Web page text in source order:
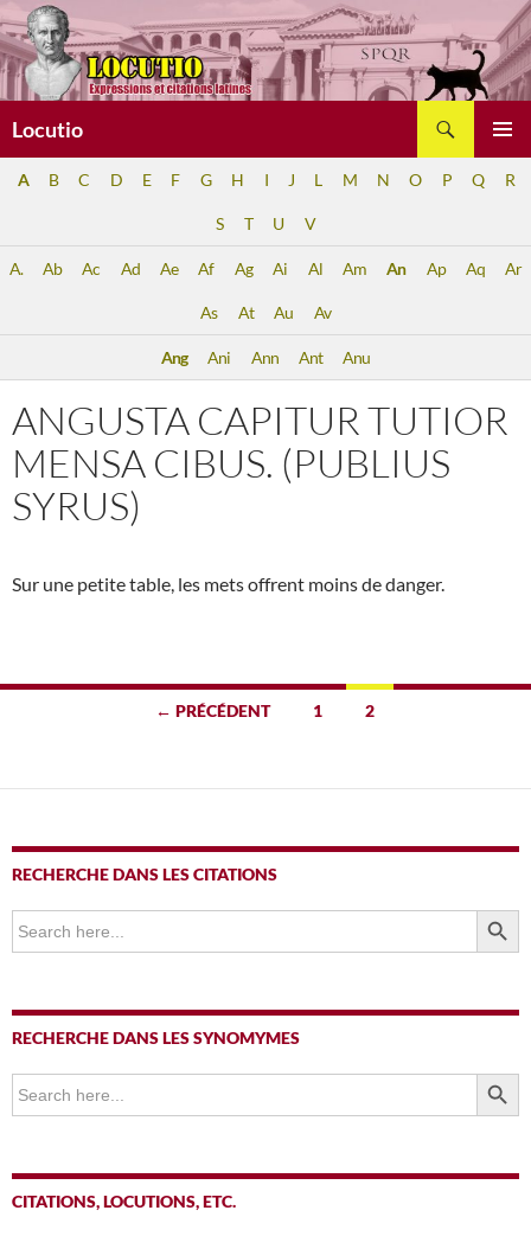
Aller
au
contenu
Locutio
A B C D E F G H I J L M N O P Q R
S T U V
A. Ab Ac Ad Ae Af Ag Ai Al Am An Ap Aq Ar
As At Au Av
Ang Ani Ann Ant Anu
ANGUSTA CAPITUR TUTIOR
MENSA CIBUS. (PUBLIUS
SYRUS)
Sur une petite table, les mets offrent moins de danger.
articles
← PRÉCÉDENT 1 2
RECHERCHE DANS LES CITATIONS
Search
for:
SEARCH
RECHERCHE DANS LES SYNOMYMES
Search
for:
SEARCH
CITATIONS, LOCUTIONS, ETC.